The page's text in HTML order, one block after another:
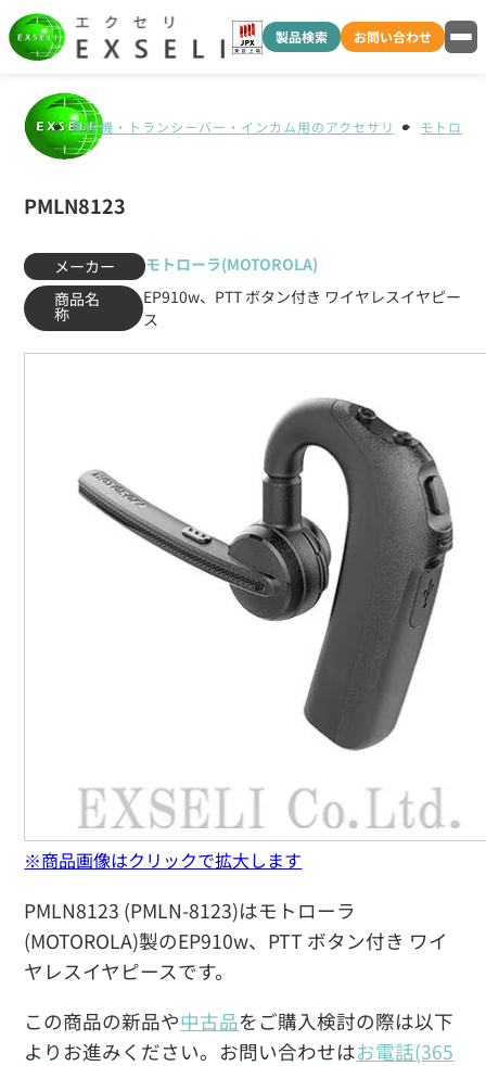
製品検索 お問い合わせ
無線機・トランシーバー・インカム用のアクセサリ モトロー
PMLN8123
メーカー
モトローラ(MOTOROLA)
商品名
称
EP910w、PTT ボタン付き ワイヤレスイヤピー
ス
PMLN8123 (PMLN-8123)はモトローラ
(MOTOROLA)製のEP910w、PTT ボタン付き ワイ
ヤレスイヤピースです。
この商品の新品や中古品をご購入検討の際は以下
よりお進みください。お問い合わせはお電話(365
※商品画像はクリックで拡大します